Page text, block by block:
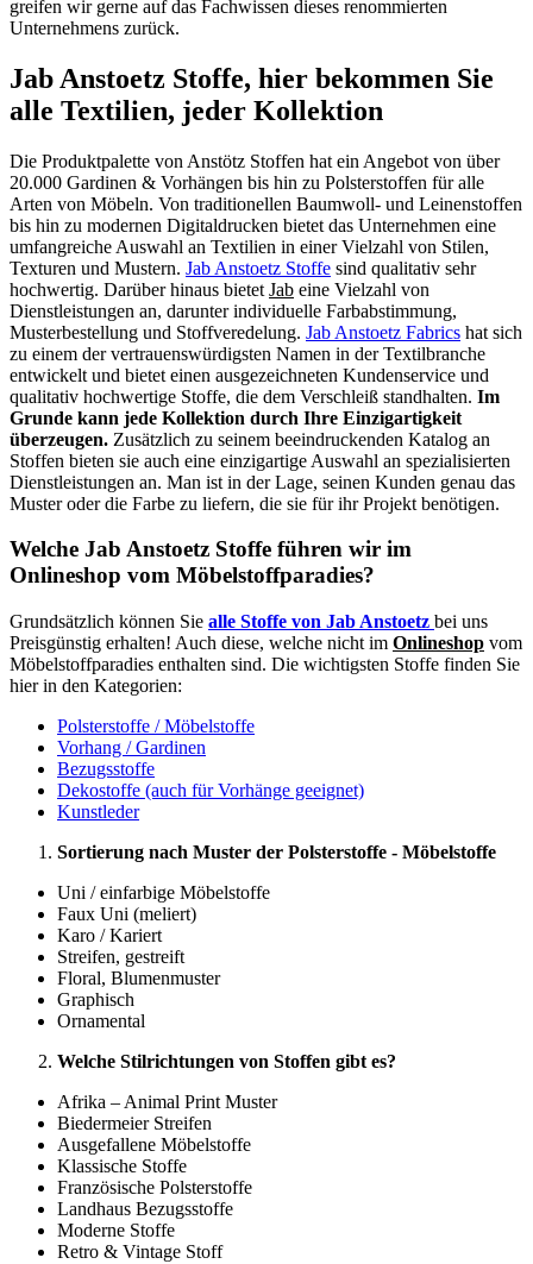
greifen wir gerne auf das Fachwissen dieses renommierten
Unternehmens zurück.
Jab Anstoetz Stoffe, hier bekommen Sie
alle Textilien, jeder Kollektion
Die Produktpalette von Anstötz Stoffen hat ein Angebot von über
20.000 Gardinen & Vorhängen bis hin zu Polsterstoffen für alle
Arten von Möbeln. Von traditionellen Baumwoll- und Leinenstoffen
bis hin zu modernen Digitaldrucken bietet das Unternehmen eine
umfangreiche Auswahl an Textilien in einer Vielzahl von Stilen,
Texturen und Mustern. Jab Anstoetz Stoffe sind qualitativ sehr
hochwertig. Darüber hinaus bietet Jab eine Vielzahl von
Dienstleistungen an, darunter individuelle Farbabstimmung,
Musterbestellung und Stoffveredelung. Jab Anstoetz Fabrics hat sich
zu einem der vertrauenswürdigsten Namen in der Textilbranche
entwickelt und bietet einen ausgezeichneten Kundenservice und
qualitativ hochwertige Stoffe, die dem Verschleiß standhalten. Im
Grunde kann jede Kollektion durch Ihre Einzigartigkeit
überzeugen. Zusätzlich zu seinem beeindruckenden Katalog an
Stoffen bieten sie auch eine einzigartige Auswahl an spezialisierten
Dienstleistungen an. Man ist in der Lage, seinen Kunden genau das
Muster oder die Farbe zu liefern, die sie für ihr Projekt benötigen.
Welche Jab Anstoetz Stoffe führen wir im
Onlineshop vom Möbelstoffparadies?
Grundsätzlich können Sie alle Stoffe von Jab Anstoetz bei uns
Preisgünstig erhalten! Auch diese, welche nicht im Onlineshop vom
Möbelstoffparadies enthalten sind. Die wichtigsten Stoffe finden Sie
hier in den Kategorien:
Polsterstoffe / Möbelstoffe
Vorhang / Gardinen
Bezugsstoffe
Dekostoffe (auch für Vorhänge geeignet)
Kunstleder
Sortierung nach Muster der Polsterstoffe - Möbelstoffe
Uni / einfarbige Möbelstoffe
Faux Uni (meliert)
Karo / Kariert
Streifen, gestreift
Floral, Blumenmuster
Graphisch
Ornamental
Welche Stilrichtungen von Stoffen gibt es?
Afrika – Animal Print Muster
Biedermeier Streifen
Ausgefallene Möbelstoffe
Klassische Stoffe
Französische Polsterstoffe
Landhaus Bezugsstoffe
Moderne Stoffe
Retro & Vintage Stoff